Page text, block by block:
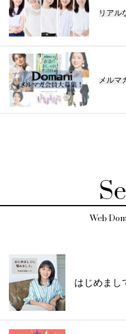
リアル
メルマ
Web
はじめまし